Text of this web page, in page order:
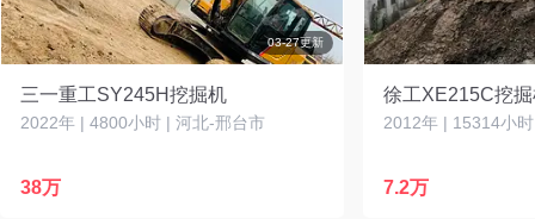
03-27更新
三一重工SY245H挖掘机
2022年 | 4800小时 | 河北-邢台市
38万
徐工XE215C挖
2012年 | 15314小
7.2万